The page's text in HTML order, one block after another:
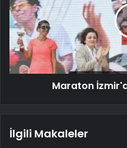
Maraton
İlgili Makaleler